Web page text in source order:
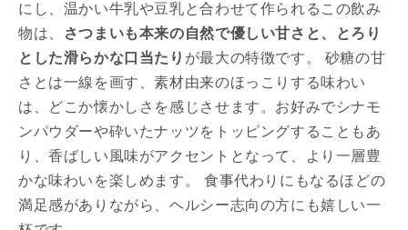
にし、温かい牛乳や豆乳と合わせて作られるこの飲み
物は、
さつまいも本来の自然で優しい甘さと、とろり
とした滑らかな口当たり が最大の特徴です。 砂糖の甘
さとは一線を画す、素材由来のほっこりする味わい
は、どこか懐かしさを感じさせます。お好みでシナモ
ンパウダーや砕いたナッツをトッピングすることもあ
り、香ばしい風味がアクセントとなって、より一層豊
かな味わいを楽しめます。 食事代わりにもなるほどの
満足感がありながら、ヘルシー志向の方にも嬉しい一